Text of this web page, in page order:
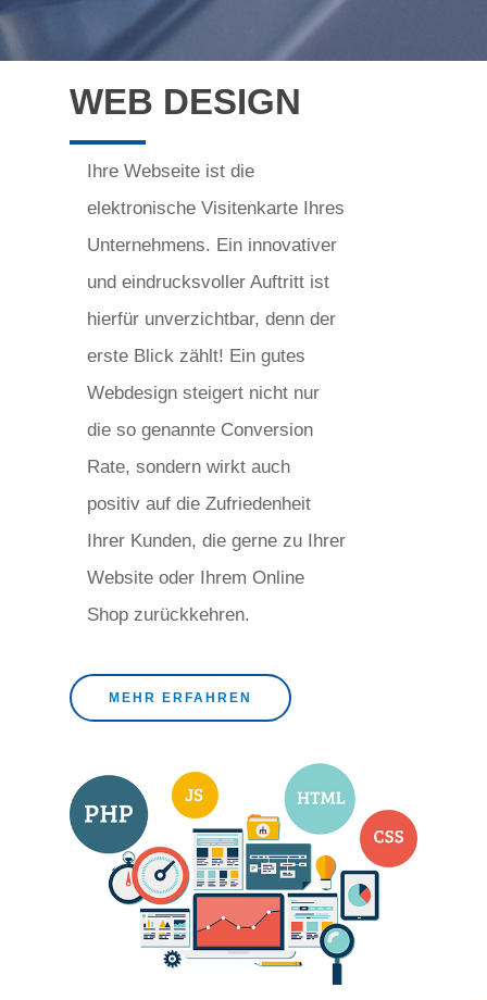
WEB DESIGN
Ihre Webseite ist die
elektronische Visitenkarte Ihres
Unternehmens. Ein innovativer
und eindrucksvoller Auftritt ist
hierfür unverzichtbar, denn der
erste Blick zählt! Ein gutes
Webdesign steigert nicht nur
die so genannte Conversion
Rate, sondern wirkt auch
positiv auf die Zufriedenheit
Ihrer Kunden, die gerne zu Ihrer
Website oder Ihrem Online
Shop zurückkehren.
MEHR ERFAHREN